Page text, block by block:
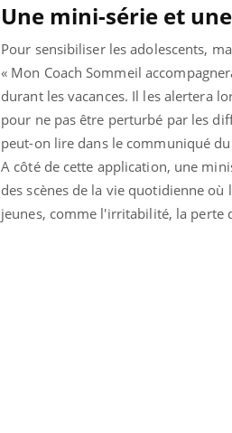
Une mini-série et
Pour sensibiliser les adolescents,
« Mon Coach Sommeil
durant les vacances. Il les alertera
pour ne pas être perturbé par les
peut-on lire dans le communiqué
A côté de cette application, une
des scènes de la vie quotidienne
jeunes, comme l'irritabilité, la perte